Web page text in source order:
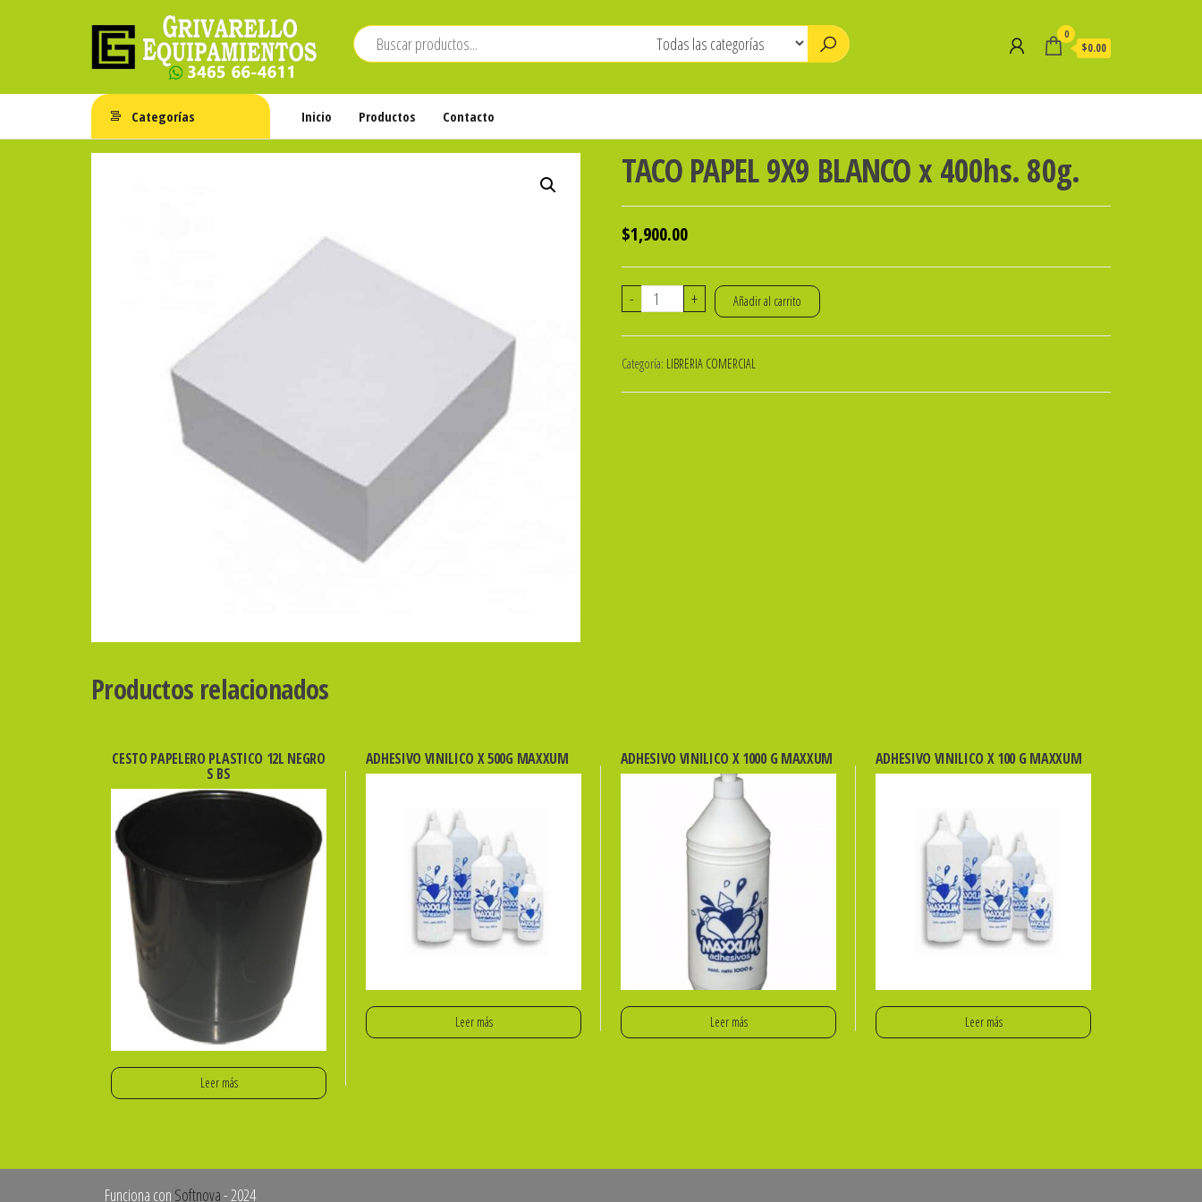
Grivarello
Equipamientos
Whatsapp:
3465-
0
$0.00
Categorías Inicio Productos Contacto
TACO PAPEL 9X9 BLANCO x 400hs. 80g.
$1,900.00
-
TACO
BLANCO
x
+ Añadir al carrito
Categoría: LIBRERIA COMERCIAL
Productos relacionados
CESTO PAPELERO PLASTICO 12L NEGRO
S BS
Leer más
ADHESIVO VINILICO X 500G MAXXUM
Leer más
ADHESIVO VINILICO X 1000 G MAXXUM
Leer más
ADHESIVO VINILICO X 100 G MAXXUM
Leer más
Funciona con Softnova- 2024